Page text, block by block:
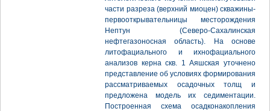
части разреза (верхний миоцен) скважины-
первооткрывательницы месторождения
Нептун (Северо-Сахалинская
нефтегазоносная область). На основе
литофациального и ихнофациального
анализов керна скв. 1 Аяшская уточнено
представление об условиях формирования
рассматриваемых осадочных толщ и
предложена модель их седиментации.
Построенная схема осадконакопления